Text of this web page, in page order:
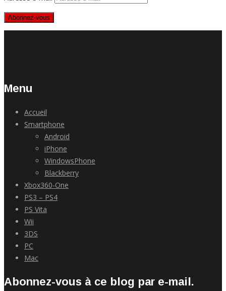
Abonnez-vous
Menu
Accueil
Smartphone
Android
iPhone
WindowsPhone
Blackberry
Xbox360-One
PS3 – PS4
PS Vita
Wii
3DS
PC
Mac
Abonnez-vous à ce blog par e-mail.